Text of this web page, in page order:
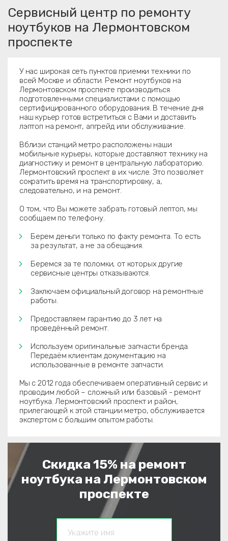
Сервисный центр по ремонту
ноутбуков на Лермонтовском
проспекте
У нас широкая сеть пунктов приемки техники по
всей Москве и области. Ремонт ноутбуков на
Лермонтовском проспекте производиться
подготовленными специалистами с помощью
сертифицированного оборудования. В течение дня
наш курьер готов встретиться с Вами и доставить
лэптоп на ремонт, апгрейд или обслуживание.
Вблизи станций метро расположены наши
мобильные курьеры, которые доставляют технику на
диагностику и ремонт в центральную лабораторию.
Лермонтовский проспект в их числе. Это позволяет
сократить время на транспортировку, а,
следовательно, и на ремонт.
О том, что Вы можете забрать готовый лептоп, мы
сообщаем по телефону.
Берем деньги только по факту ремонта. То есть
за результат, а не за обещания.
Беремся за те поломки, от которых другие
сервисные центры отказываются.
Заключаем официальный договор на ремонтные
работы.
Предоставляем гарантию до 3 лет на
проведённый ремонт.
Используем оригинальные запчасти бренда.
Передаём клиентам документацию на
использованные в ремонте запчасти.
Мы с 2012 года обеспечиваем оперативный сервис и
проводим любой – сложный или базовый - ремонт
ноутбука. Лермонтовский проспект и район,
прилегающей к этой станции метро, обслуживается
экспертом с большим опытом работы.
Скидка 15% на ремонт
ноутбука на Лермонтовском
проспекте